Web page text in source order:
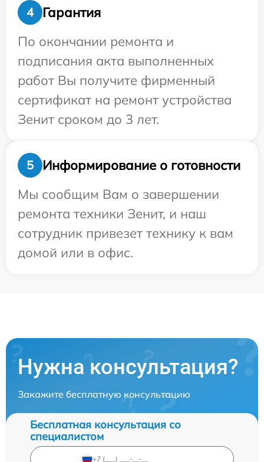
4
Гарантия
По окончании ремонта и
подписания акта выполненных
работ Вы получите фирменный
сертификат на ремонт устройства
Зенит сроком до 3 лет.
5
Информирование о готовности
Мы сообщим Вам о завершении
ремонта техники Зенит, и наш
сотрудник привезет технику к вам
домой или в офис.
Нужна консультация?
Закажите бесплатную консультацию
Бесплатная консультация со
специалистом